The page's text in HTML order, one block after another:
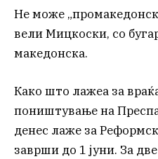
Не може
вели Мицкоски, со
македонска.
Како што лажеа за
поништување на
денес лаже за
заврши до 1 јуни. За